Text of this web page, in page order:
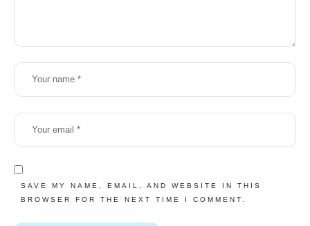
SAVE MY NAME, EMAIL, AND WEBSITE IN THIS
BROWSER FOR THE NEXT TIME I COMMENT.